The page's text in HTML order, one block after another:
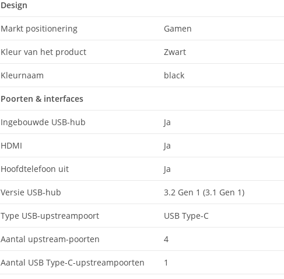
Design
Markt positionering Gamen
Kleur van het product Zwart
Kleurnaam black
Poorten & interfaces
Ingebouwde USB-hub Ja
HDMI Ja
Hoofdtelefoon uit Ja
Versie USB-hub 3.2 Gen 1 (3.1 Gen 1)
Type USB-upstreampoort USB Type-C
Aantal upstream-poorten 4
Aantal USB Type-C-upstreampoorten 1